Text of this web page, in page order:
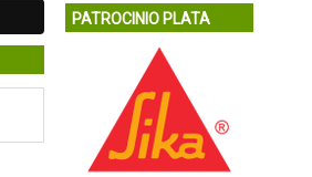
PATROCINIO PLATA